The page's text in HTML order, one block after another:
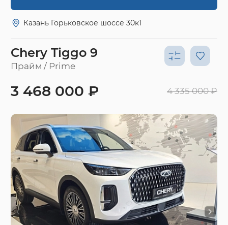
Казань Горьковское шоссе 30к1
Chery Tiggo 9
Прайм / Prime
3 468 000 ₽ 4 335 000 ₽